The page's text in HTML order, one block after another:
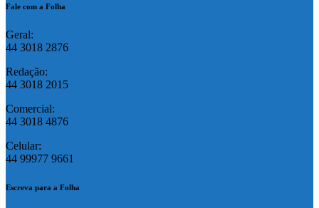
Fale com a Folha
Geral:
44 3018 2876
Redação:
44 3018 2015
Comercial:
44 3018 4876
Celular:
44 99977 9661
Escreva para a Folha